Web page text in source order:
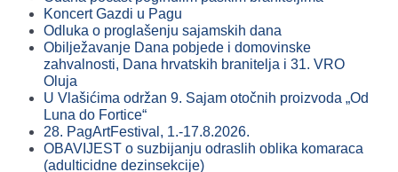
Koncert Gazdi u Pagu
Odluka o proglašenju sajamskih dana
Obilježavanje Dana pobjede i domovinske
zahvalnosti, Dana hrvatskih branitelja i 31. VRO
Oluja
U Vlašićima održan 9. Sajam otočnih proizvoda „Od
Luna do Fortice“
28. PagArtFestival, 1.-17.8.2026.
OBAVIJEST o suzbijanju odraslih oblika komaraca
(adulticidne dezinsekcije)